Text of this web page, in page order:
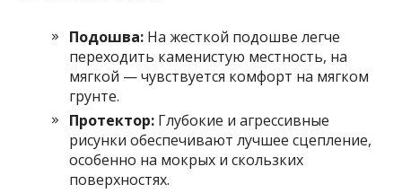
Подошва: На жесткой подошве легче
переходить каменистую местность, на
мягкой — чувствуется комфорт на мягком
грунте.
Протектор: Глубокие и агрессивные
рисунки обеспечивают лучшее сцепление,
особенно на мокрых и скользких
поверхностях.